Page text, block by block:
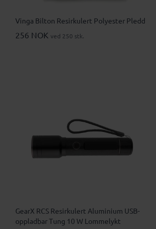
Vinga Bilton Resirkulert Polyester Pledd
256 NOK ved 250 stk.
GearX RCS Resirkulert Aluminium USB-
oppladbar Tung 10 W Lommelykt